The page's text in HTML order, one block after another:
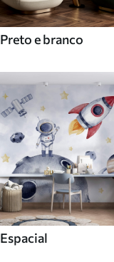
Preto e branco
Espacial